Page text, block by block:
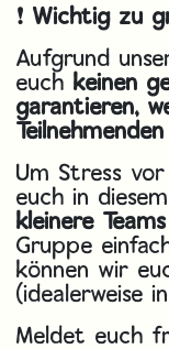
❗ Wichtig zu
Aufgrund
euch keinen
garantieren,
Um Stress
euch in
kleinere
Gruppe
können wir
(idealerweise
Meldet euch